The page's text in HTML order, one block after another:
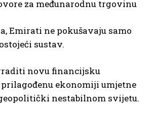
za međunarodnu trgovinu
Emirati ne pokušavaju samo
sustav.
novu financijsku
ekonomiji umjetne
nestabilnom svijetu.